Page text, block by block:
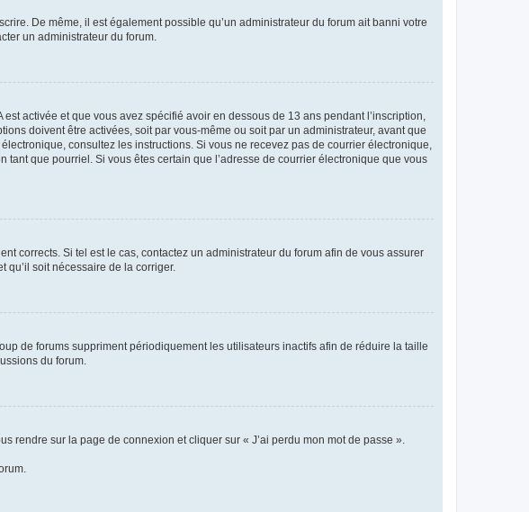
De même, il est également possible qu’un administrateur du forum ait banni votre
un administrateur du forum.
activée et que vous avez spécifié avoir en dessous de 13 ans pendant l’inscription,
doivent être activées, soit par vous-même ou soit par un administrateur, avant que
consultez les instructions. Si vous ne recevez pas de courrier électronique,
que pourriel. Si vous êtes certain que l’adresse de courrier électronique que vous
corrects. Si tel est le cas, contactez un administrateur du forum afin de vous assurer
soit nécessaire de la corriger.
de forums suppriment périodiquement les utilisateurs inactifs afin de réduire la taille
du forum.
rendre sur la page de connexion et cliquer sur « J’ai perdu mon mot de passe ».